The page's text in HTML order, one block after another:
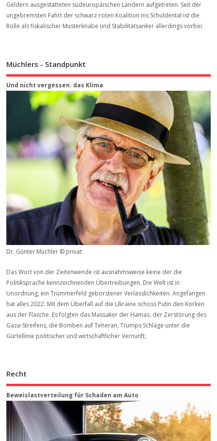
Geldern ausgestatteten südeuropäischen Ländern aufgetreten. Seit der
ungebremsten Fahrt der schwarz-roten Koalition ins Schuldental ist die
Rolle als fiskalischer Musterknabe und Stabilitätsanker allerdings vorbei.
Müchlers - Standpunkt
Und nicht vergessen: das Klima
Dr. Günter Müchler © privat
Das Wort von der Zeitenwende ist ausnahmsweise keine der die
Politiksprache kennzeichnenden Übertreibungen. Die Welt ist in
Unordnung, ein Trümmerfeld geborstener Verlässlichkeiten. Angefangen
hat alles 2022. Mit dem Überfall auf die Ukraine schoss Putin den Korken
aus der Flasche. Es folgten das Massaker der Hamas, der Zerstörung des
Gaza-Streifens, die Bomben auf Teheran, Trumps Schläge unter die
Gürtellinie politischer und wirtschaftlicher Vernunft.
Recht
Beweis­last­ver­teilung für Schaden am Auto